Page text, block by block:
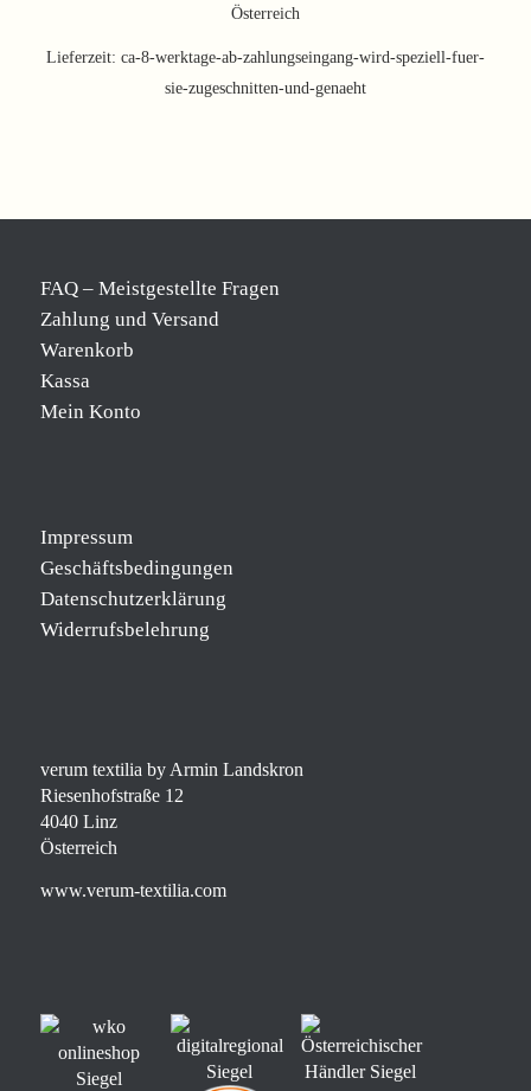
Österreich
Lieferzeit: ca-8-werktage-ab-zahlungseingang-wird-speziell-fuer-
sie-zugeschnitten-und-genaeht
FAQ – Meistgestellte Fragen
Zahlung und Versand
Warenkorb
Kassa
Mein Konto
Impressum
Geschäftsbedingungen
Datenschutzerklärung
Widerrufsbelehrung
verum textilia by Armin Landskron
Riesenhofstraße 12
4040 Linz
Österreich
www.verum-textilia.com